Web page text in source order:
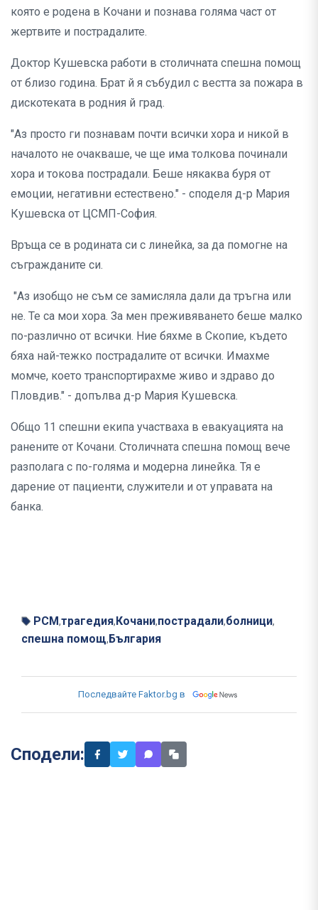
която е родена в Кочани и познава голяма част от
жертвите и пострадалите.
Доктор Кушевска работи в столичната спешна помощ
от близо година. Брат й я събудил с вестта за пожара в
дискотеката в родния й град.
"Аз просто ги познавам почти всички хора и никой в
началото не очакваше, че ще има толкова починали
хора и токова пострадали. Беше някаква буря от
емоции, негативни естествено." - споделя д-р Мария
Кушевска от ЦСМП-София.
Връща се в родината си с линейка, за да помогне на
съгражданите си.
"Аз изобщо не съм се замисляла дали да тръгна или
не. Те са мои хора. За мен преживяването беше малко
по-различно от всички. Ние бяхме в Скопие, където
бяха най-тежко пострадалите от всички. Имахме
момче, което транспортирахме живо и здраво до
Пловдив." - допълва д-р Мария Кушевска.
Общо 11 спешни екипа участваха в евакуацията на
ранените от Кочани. Столичната спешна помощ вече
разполага с по-голяма и модерна линейка. Тя е
дарение от пациенти, служители и от управата на
банка.
РСМ,трагедия, Кочани,пострадали,болници,
спешна помощ, България
Последвайте Faktor.bg в
Сподели: